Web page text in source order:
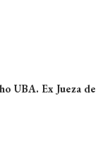
UBA. Ex Jueza de